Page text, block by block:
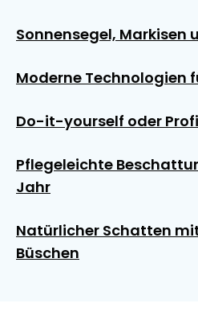
Sonnensegel, Markisen
Moderne Technologien
Do-it-yourself oder
Pflegeleichte
Jahr
Natürlicher Schatten
Büschen